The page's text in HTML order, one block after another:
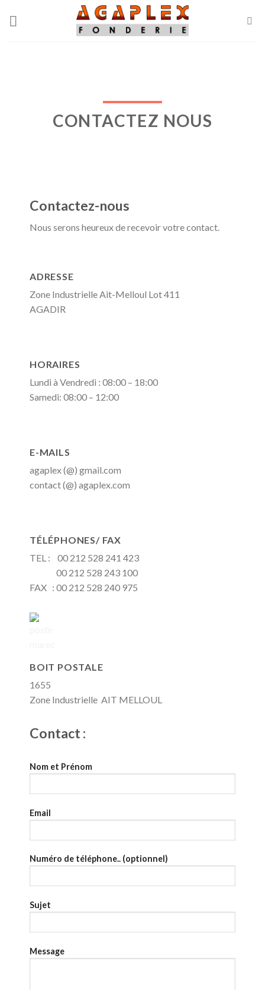
CONTACTEZ NOUS
Contactez-nous
Nous serons heureux de recevoir votre contact.
ADRESSE
Zone Industrielle Ait-Melloul Lot 411
AGADIR
HORAIRES
Lundi à Vendredi : 08:00 – 18:00
Samedi: 08:00 – 12:00
E-MAILS
agaplex (@) gmail.com
contact (@) agaplex.com
TÉLÉPHONES/ FAX
TEL : 00 212 528 241 423
00 212 528 243 100
FAX : 00 212 528 240 975
BOIT POSTALE
1655
Zone Industrielle AIT MELLOUL
Contact :
Nom et Prénom
Email
Numéro de téléphone.. (optionnel)
Sujet
Message